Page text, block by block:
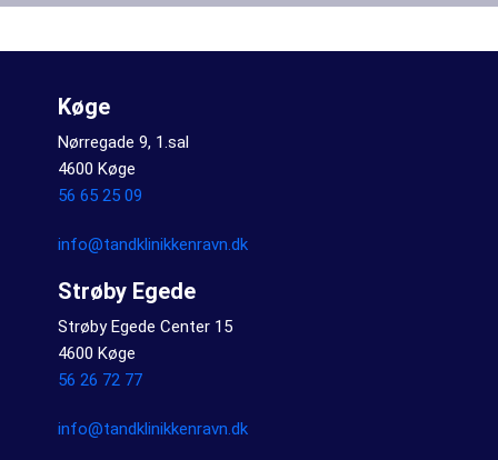
Køge
Nørregade 9, 1.sal
4600 Køge
56 65 25 09
info@tandklinikkenravn.dk
Strøby Egede
Strøby Egede Center 15
4600 Køge
56 26 72 77
info@tandklinikkenravn.dk